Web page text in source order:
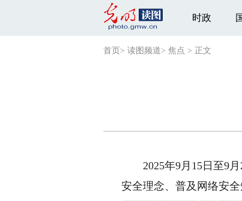
时政
首页 > 读图频道> 焦点 > 正文
2025年9月15日至9月
安全理念、普及网络安